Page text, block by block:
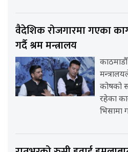
वैदेशिक रोजगारमा गएका
गर्दै श्रम मन्त्रालय
काठमाडौँ
कोषको
रहेका
भिसामा